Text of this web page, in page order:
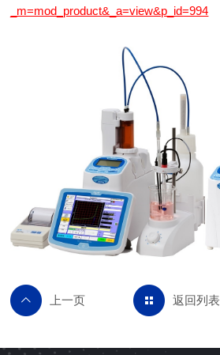
_m=mod_product&_a=view&p_id=994
返回列表